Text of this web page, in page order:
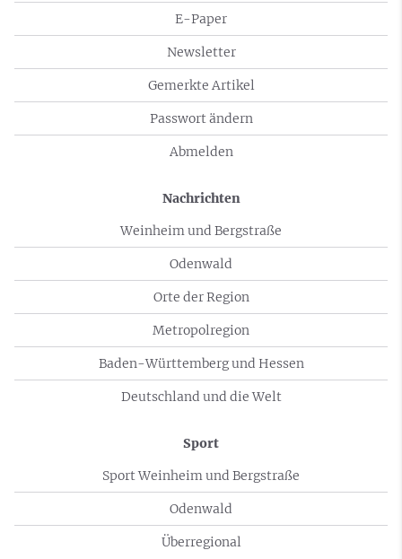
E-Paper
Newsletter
Gemerkte Artikel
Passwort ändern
Abmelden
Nachrichten
Weinheim und Bergstraße
Odenwald
Orte der Region
Metropolregion
Baden-Württemberg und Hessen
Deutschland und die Welt
Sport
Sport Weinheim und Bergstraße
Odenwald
Überregional